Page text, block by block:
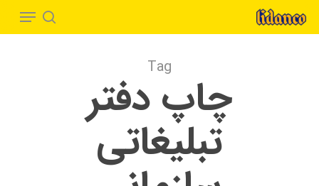
search
Menu
Tag
چاپ دفتر
تبلیغاتی